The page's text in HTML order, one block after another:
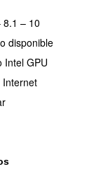
8.1 – 10
disponible
Intel GPU
Internet